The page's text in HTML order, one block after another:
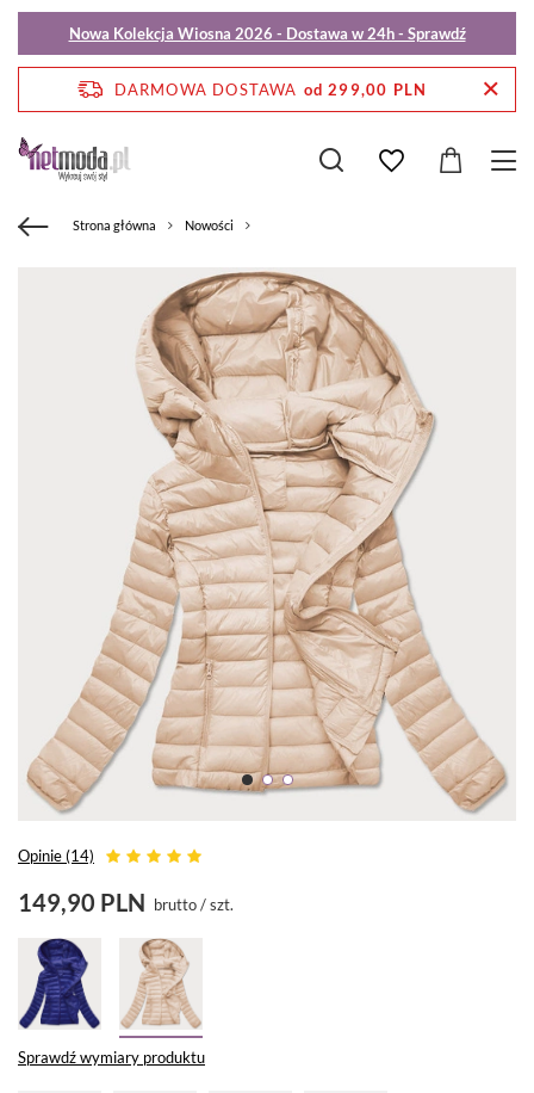
Nowa Kolekcja Wiosna 2026 - Dostawa w 24h - Sprawdź
DARMOWA DOSTAWA od 299,00 PLN
Strona główna Nowości
Opinie (14)
149,90 PLN brutto/szt.
Sprawdź wymiary produktu